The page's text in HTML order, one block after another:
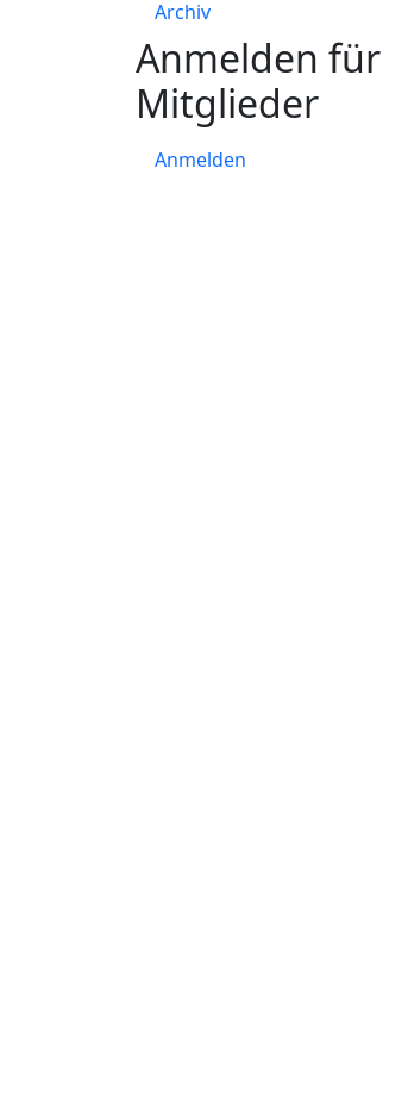
Archiv
Anmelden für
Mitglieder
Anmelden